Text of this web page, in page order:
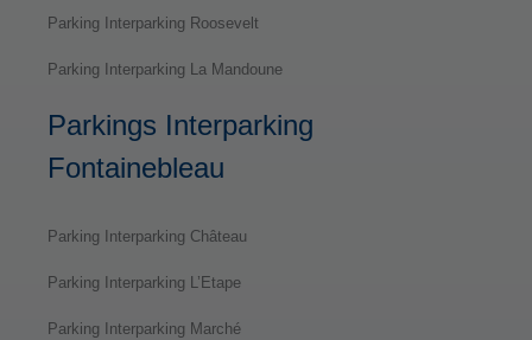
Parking Interparking Roosevelt
Parking Interparking La Mandoune
Parkings Interparking
Fontainebleau
Parking Interparking Château
Parking Interparking L’Etape
Parking Interparking Marché